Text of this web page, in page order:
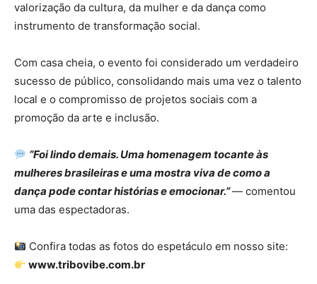
valorização da cultura, da mulher e da dança como
instrumento de transformação social.
Com casa cheia, o evento foi considerado um verdadeiro
sucesso de público, consolidando mais uma vez o talento
local e o compromisso de projetos sociais com a
promoção da arte e inclusão.
“Foi lindo demais. Uma homenagem tocante às
mulheres brasileiras e uma mostra viva de como a
dança pode contar histórias e emocionar.”— comentou
uma das espectadoras.
Confira todas as fotos do espetáculo em nosso site:
www.tribovibe.com.br